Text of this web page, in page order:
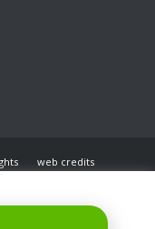
web credits